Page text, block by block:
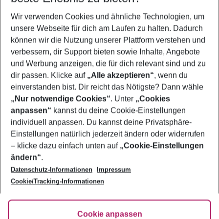
2 Erwachsene Keine Kinder
Mehr Filter anzeigen
Footer
Footer navigation
Über uns
AGB
Bestpreisgarantie
Cookie-Einstellungen ändern
Cookie-Richtlinie
Agenturbetreuung
Barrierefreies Reisen
FAQ
HanseMerkur Reiseversicherung
Folge uns
Wir verwenden Cookies und ähnliche Technologien, um
unsere Webseite für dich am Laufen zu halten. Dadurch
können wir die Nutzung unserer Plattform verstehen und
verbessern, dir Support bieten sowie Inhalte, Angebote
und Werbung anzeigen, die für dich relevant sind und zu
dir passen. Klicke auf „Alle akzeptieren“, wenn du
einverstanden bist. Dir reicht das Nötigste? Dann wähle
„Nur notwendige Cookies“. Unter „Cookies
anpassen“ kannst du deine Cookie-Einstellungen
individuell anpassen. Du kannst deine Privatsphäre-
Einstellungen natürlich jederzeit ändern oder widerrufen
– klicke dazu einfach unten auf „Cookie-Einstellungen
ändern“.
Datenschutz-Informationen
Impressum
Cookie/Tracking-Informationen
Cookie anpassen